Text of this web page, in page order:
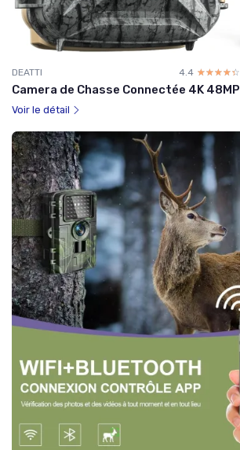
DEATTI 4.4 ☆☆☆☆☆
★★★★★
Camera de Chasse Connectée 4K 48MP
Voir le détail